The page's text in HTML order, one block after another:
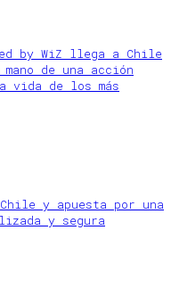
by WiZ llega a Chile
de una acción
vida de los más
y apuesta por una
y segura